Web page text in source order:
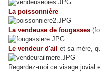
La poissonnière
La vendeuse de fougasses
Le vendeur d'ail et sa mère,
Regardez-moi ce visage jovial